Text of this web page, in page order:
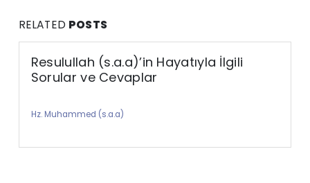
RELATED POSTS
Resulullah (s.a.a)’in Hayatıyla İlgili
Sorular ve Cevaplar
Hz. Muhammed (s.a.a)